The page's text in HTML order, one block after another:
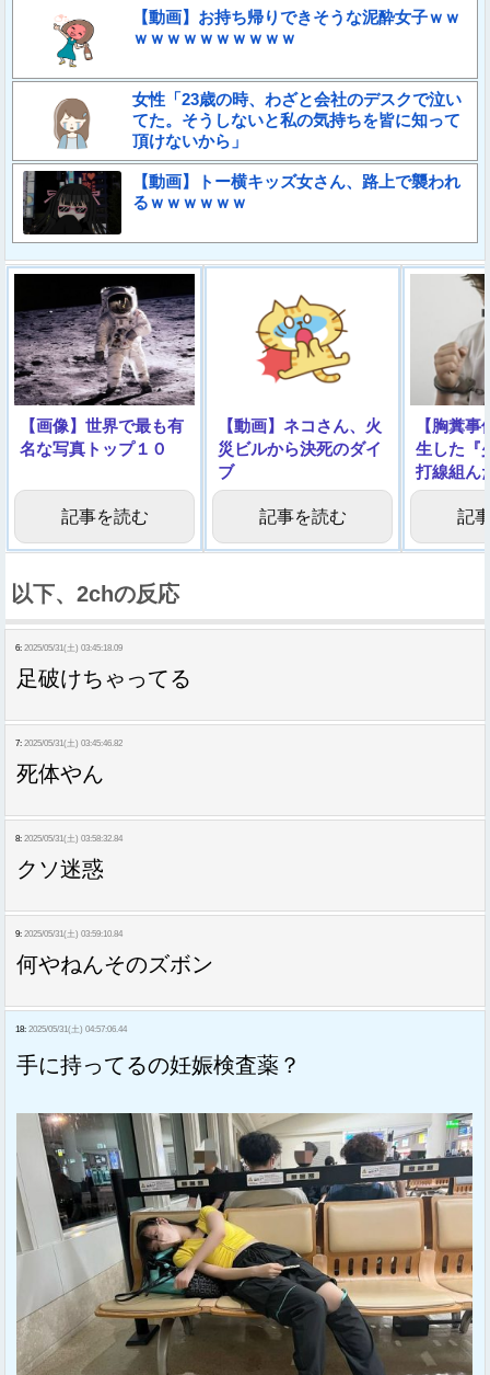
【動画】お持ち帰りできそうな泥酔女子ｗｗ
ｗｗｗｗｗｗｗｗｗｗ
女性「23歳の時、わざと会社のデスクで泣い
てた。そうしないと私の気持ちを皆に知って
頂けないから」
【動画】トー横キッズ女さん、路上で襲われ
るｗｗｗｗｗｗ
【画像】世界で最も有
名な写真トップ１０
記事を読む
【動画】ネコさん、火
災ビルから決死のダイ
ブ
記事を読む
【胸糞
生した『
打線組ん
記
以下、2chの反応
6: 2025/05/31(土) 03:45:18.09
足破けちゃってる
7: 2025/05/31(土) 03:45:46.82
死体やん
8: 2025/05/31(土) 03:58:32.84
クソ迷惑
9: 2025/05/31(土) 03:59:10.84
何やねんそのズボン
18: 2025/05/31(土) 04:57:06.44
手に持ってるの妊娠検査薬？